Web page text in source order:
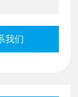
我们